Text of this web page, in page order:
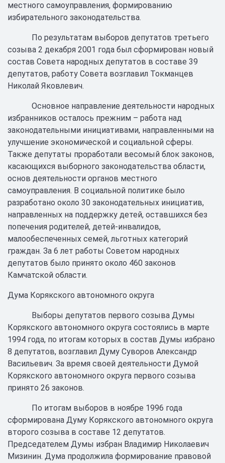
местного самоуправления, формированию
избирательного законодательства.
По результатам выборов депутатов третьего
созыва 2 декабря 2001 года был сформирован новый
состав Совета народных депутатов в составе 39
депутатов, работу Совета возглавил Токманцев
Николай Яковлевич.
Основное направление деятельности народных
избранников осталось прежним – работа над
законодательными инициативами, направленными на
улучшение экономической и социальной сферы.
Также депутаты проработали весомый блок законов,
касающихся выборного законодательства области,
основ деятельности органов местного
самоуправления. В социальной политике было
разработано около 30 законодательных инициатив,
направленных на поддержку детей, оставшихся без
попечения родителей, детей-инвалидов,
малообеспеченных семей, льготных категорий
граждан. За 6 лет работы Советом народных
депутатов было принято около 460 законов
Камчатской области.
Дума Корякского автономного округа
Выборы депутатов первого созыва Думы
Корякского автономного округа состоялись в марте
1994 года, по итогам которых в состав Думы избрано
8 депутатов, возглавил Думу Суворов Александр
Васильевич. За время своей деятельности Думой
Корякского автономного округа первого созыва
принято 26 законов.
По итогам выборов в ноябре 1996 года
сформирована Думу Корякского автономного округа
второго созыва в составе 12 депутатов.
Председателем Думы избран Владимир Николаевич
Мизинин. Дума продолжила формирование правовой